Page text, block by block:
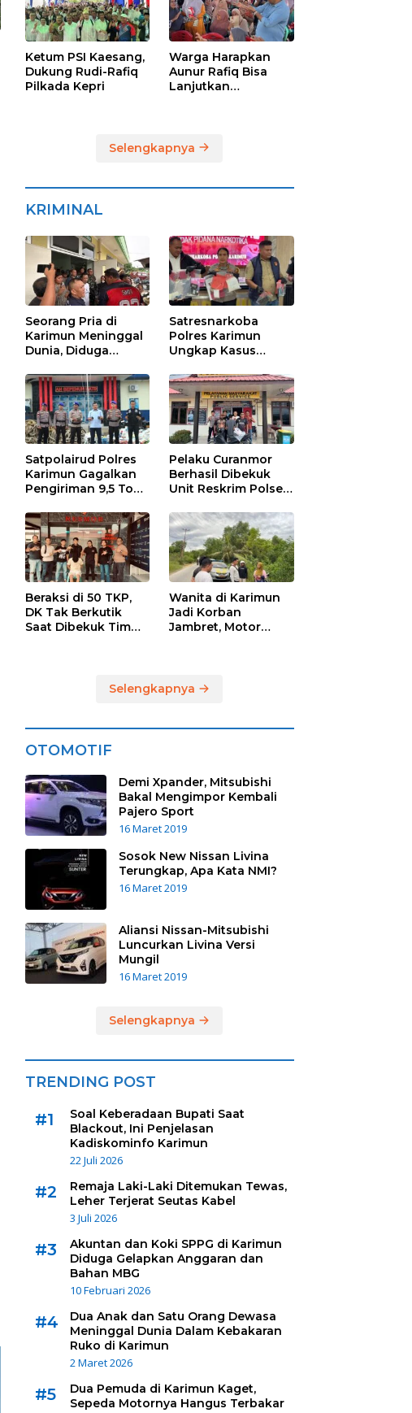
Ketum PSI Kaesang,
Dukung Rudi-Rafiq
Pilkada Kepri
Warga Harapkan
Aunur Rafiq Bisa
Lanjutkan
Pelabuhan Roro
Selengkapnya
KRIMINAL
Seorang Pria di
Karimun Meninggal
Dunia, Diduga
Subden POM di THM
Satresnarkoba
Polres Karimun
Ungkap Kasus
Tersangka Masuk
Lewat Pelabuhan
Internasional
Satpolairud Polres
Karimun Gagalkan
Pengiriman 9,5 Ton
Karimun, Dua
Tersangka
Diamankan
Pelaku Curanmor
Berhasil Dibekuk
Unit Reskrim Polsek
Beraksi di 50 TKP,
DK Tak Berkutik
Saat Dibekuk Tim
Wanita di Karimun
Jadi Korban
Jambret, Motor
Selengkapnya
OTOMOTIF
Demi Xpander, Mitsubishi
Bakal Mengimpor Kembali
Pajero Sport
16 Maret 2019
Sosok New Nissan Livina
Terungkap, Apa Kata NMI?
16 Maret 2019
Aliansi Nissan-Mitsubishi
Luncurkan Livina Versi
Mungil
16 Maret 2019
Selengkapnya
TRENDING POST
#1
Soal Keberadaan Bupati Saat
Blackout, Ini Penjelasan
Kadiskominfo Karimun
22 Juli 2026
#2
Remaja Laki-Laki Ditemukan Tewas,
Leher Terjerat Seutas Kabel
3 Juli 2026
#3
Akuntan dan Koki SPPG di Karimun
Diduga Gelapkan Anggaran dan
Bahan MBG
10 Februari 2026
#4
Dua Anak dan Satu Orang Dewasa
Meninggal Dunia Dalam Kebakaran
Ruko di Karimun
2 Maret 2026
#5
Dua Pemuda di Karimun Kaget,
Sepeda Motornya Hangus Terbakar